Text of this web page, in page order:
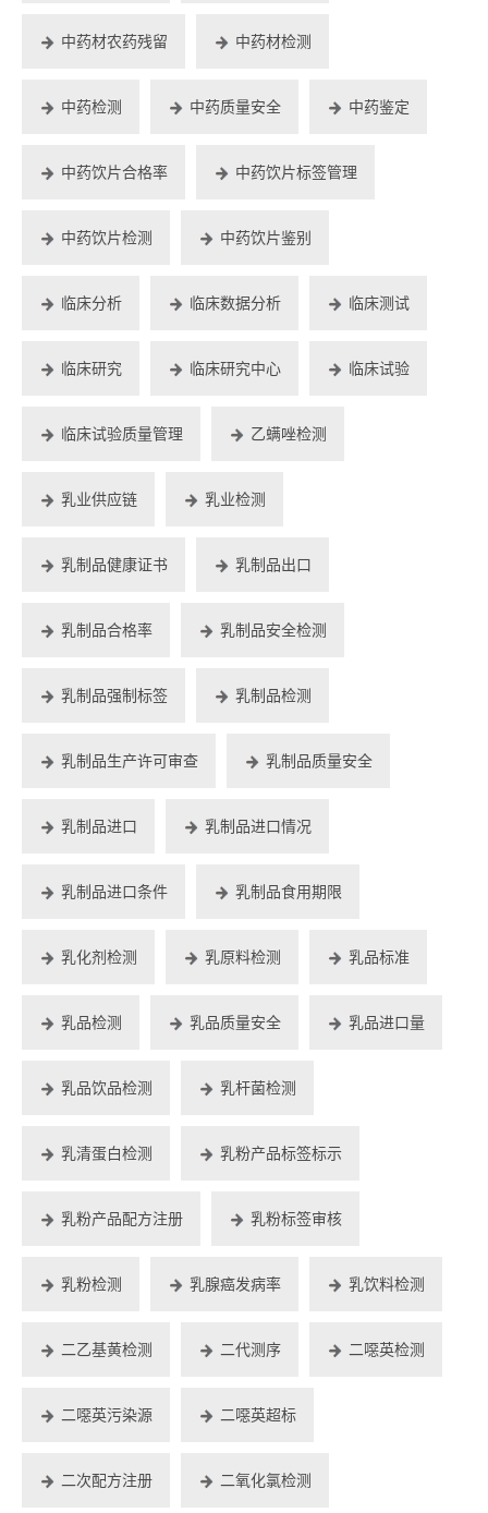
中药材农药残留 中药材检测
中药检测 中药质量安全 中药鉴定
中药饮片合格率 中药饮片标签管理
中药饮片检测 中药饮片鉴别
临床分析 临床数据分析 临床测试
临床研究 临床研究中心 临床试验
临床试验质量管理 乙螨唑检测
乳业供应链 乳业检测
乳制品健康证书 乳制品出口
乳制品合格率 乳制品安全检测
乳制品强制标签 乳制品检测
乳制品生产许可审查 乳制品质量安全
乳制品进口 乳制品进口情况
乳制品进口条件 乳制品食用期限
乳化剂检测 乳原料检测 乳品标准
乳品检测 乳品质量安全 乳品进口量
乳品饮品检测 乳杆菌检测
乳清蛋白检测 乳粉产品标签标示
乳粉产品配方注册 乳粉标签审核
乳粉检测 乳腺癌发病率 乳饮料检测
二乙基黄检测 二代测序 二噁英检测
二噁英污染源 二噁英超标
二次配方注册 二氧化氯检测